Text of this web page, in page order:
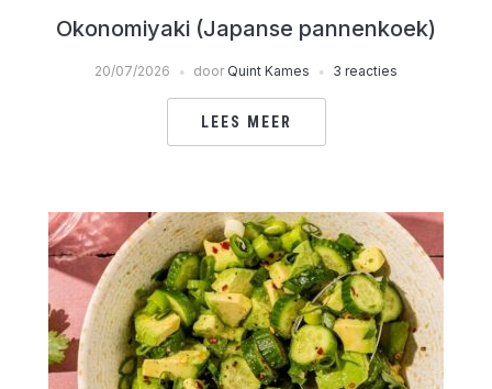
Okonomiyaki (Japanse pannenkoek)
20/07/2026 door Quint Kames 3 reacties
LEES MEER